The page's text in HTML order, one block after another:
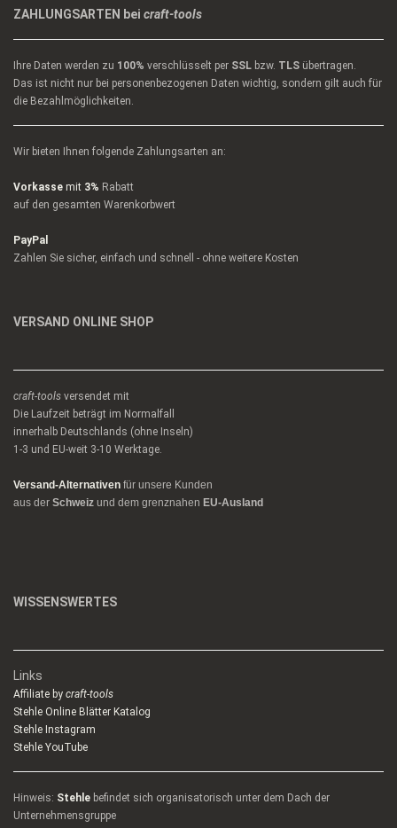
ZAHLUNGSARTEN bei craft-tools
Ihre Daten werden zu 100% verschlüsselt per SSL bzw. TLS übertragen.
Das ist nicht nur bei personenbezogenen Daten wichtig, sondern gilt auch für
die Bezahlmöglichkeiten.
Wir bieten Ihnen folgende Zahlungsarten an:
Vorkasse mit 3% Rabatt
auf den gesamten Warenkorbwert
PayPal
Zahlen Sie sicher, einfach und schnell - ohne weitere Kosten
VERSAND ONLINE SHOP
craft-tools versendet mit
Die Laufzeit beträgt im Normalfall
innerhalb Deutschlands (ohne Inseln)
1-3 und EU-weit 3-10 Werktage.
Versand-Alternativen für unsere Kunden
aus der Schweiz und dem grenznahen EU-Ausland
WISSENSWERTES
Links
Affiliate by craft-tools
Stehle Online Blätter Katalog
Stehle Instagram
Stehle YouTube
Hinweis: Stehle befindet sich organisatorisch unter dem Dach der
Unternehmensgruppe